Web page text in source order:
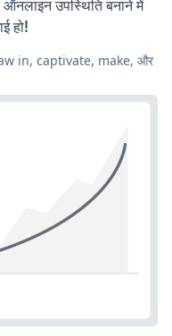
उपस्थिति बनाने में
हो!
in, captivate, make, और